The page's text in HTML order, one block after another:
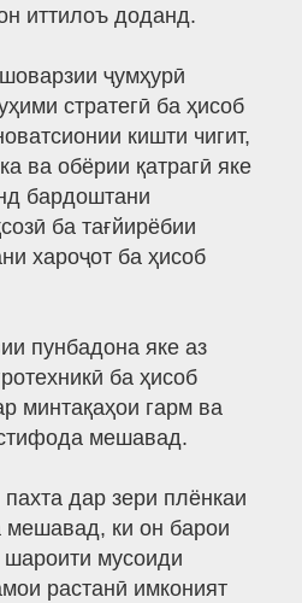
иттилоъ доданд.
ҷумҳурӣ
стратегӣ ба ҳисоб
кишти чигит,
ва обёрии қатрагӣ яке
бардоштани
ба тағйирёбии
хароҷот ба ҳисоб
пунбадона яке аз
ба ҳисоб
минтақаҳои гарм ва
мешавад.
дар зери плёнкаи
мешавад, ки он барои
мусоиди
растанӣ имконият